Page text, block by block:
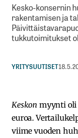
Kesko-konsernin
rakentamisen ja
tukkutoimitukset
YRITYSUUTISET
Keskon myynti oli
euroa.
viime vuoden